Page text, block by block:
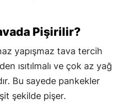
Pişirilir?
yapışmaz tava tercih
ısıtılmalı ve çok az yağ
Bu sayede pankekler
şekilde pişer.